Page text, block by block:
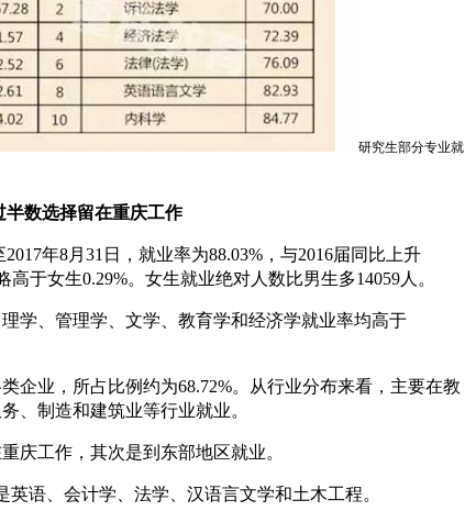
研究生部分专业就
数选择留在重庆工作
年8月31日，就业率为88.03%，与2016届同比上升
于女生0.29%。女生就业绝对人数比男生多14059人。
学、管理学、文学、教育学和经济学就业率均高于
企业，所占比例约为68.72%。从行业分布来看，主要在教
、制造和建筑业等行业就业。
庆工作，其次是到东部地区就业。
语、会计学、法学、汉语言文学和土木工程。